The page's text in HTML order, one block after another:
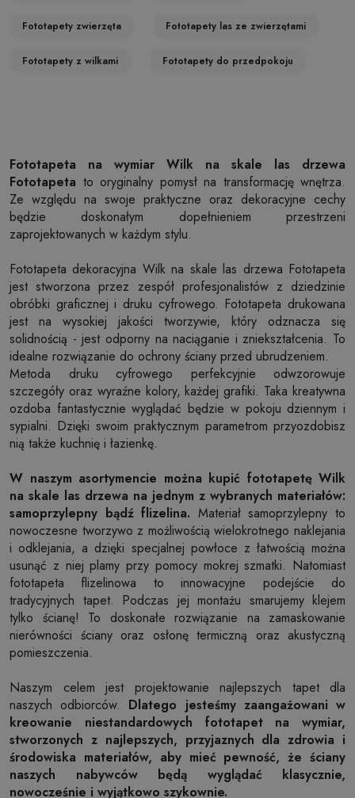
Fototapety zwierzęta Fototapety las ze zwierzętami
Fototapety z wilkami Fototapety do przedpokoju
Fototapeta na wymiar Wilk na skale las drzewa
Fototapeta to oryginalny pomysł na transformację wnętrza.
Ze względu na swoje praktyczne oraz dekoracyjne cechy
będzie doskonałym dopełnieniem przestrzeni
zaprojektowanych w każdym stylu.
Fototapeta dekoracyjna Wilk na skale las drzewa Fototapeta
jest stworzona przez zespół profesjonalistów z dziedzinie
obróbki graficznej i druku cyfrowego. Fototapeta drukowana
jest na wysokiej jakości tworzywie, który odznacza się
solidnością - jest odporny na naciąganie i zniekształcenia. To
idealne rozwiązanie do ochrony ściany przed ubrudzeniem.
Metoda druku cyfrowego perfekcyjnie odwzorowuje
szczegóły oraz wyraźne kolory, każdej grafiki. Taka kreatywna
ozdoba fantastycznie wyglądać będzie w pokoju dziennym i
sypialni. Dzięki swoim praktycznym parametrom przyozdobisz
nią także kuchnię i łazienkę.
W naszym asortymencie można kupić fototapetę Wilk
na skale las drzewa na jednym z wybranych materiałów:
samoprzylepny bądź flizelina. Materiał samoprzylepny to
nowoczesne tworzywo z możliwością wielokrotnego naklejania
i odklejania, a dzięki specjalnej powłoce z łatwością można
usunąć z niej plamy przy pomocy mokrej szmatki. Natomiast
fototapeta flizelinowa to innowacyjne podejście do
tradycyjnych tapet. Podczas jej montażu smarujemy klejem
tylko ścianę! To doskonałe rozwiązanie na zamaskowanie
nierówności ściany oraz osłonę termiczną oraz akustyczną
pomieszczenia.
Naszym celem jest projektowanie najlepszych tapet dla
naszych odbiorców. Dlatego jesteśmy zaangażowani w
kreowanie niestandardowych fototapet na wymiar,
stworzonych z najlepszych, przyjaznych dla zdrowia i
środowiska materiałów, aby mieć pewność, że ściany
naszych nabywców będą wyglądać klasycznie,
nowocześnie i wyjątkowo szykownie.